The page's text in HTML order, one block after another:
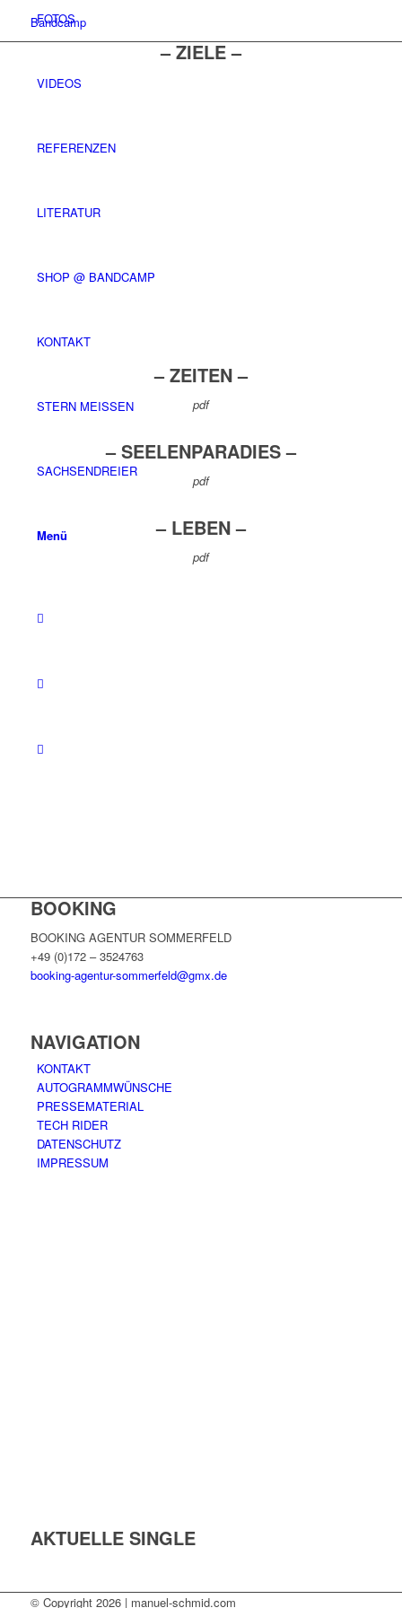
FOTOS
VIDEOS
REFERENZEN
LITERATUR
SHOP @ BANDCAMP
KONTAKT
STERN MEISSEN
SACHSENDREIER
Menü
Bandcamp
– ZIELE –
– ZEITEN –
pdf
– SEELENPARADIES –
pdf
– LEBEN –
pdf
BOOKING
BOOKING AGENTUR SOMMERFELD
+49 (0)172 – 3524763
booking-agentur-sommerfeld@gmx.de
NAVIGATION
KONTAKT
AUTOGRAMMWÜNSCHE
PRESSEMATERIAL
TECH RIDER
DATENSCHUTZ
IMPRESSUM
AKTUELLE SINGLE
© Copyright 2026 | manuel-schmid.com